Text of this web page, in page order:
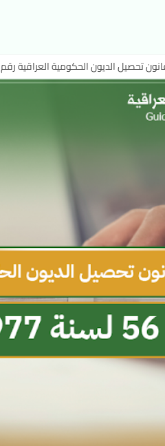
تحصيل الديون الحكومية العراقية رقم 56 لسنة 1977 المعدل